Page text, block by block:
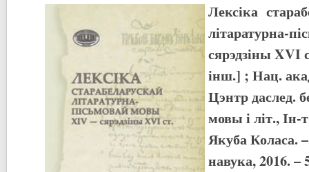
Лексіка
літаратурна-
сярэдзіны XVI
інш.] ; Нац.
Цэнтр даслед.
мовы і літ., Ін-
Якуба Коласа.
навука, 2016. –